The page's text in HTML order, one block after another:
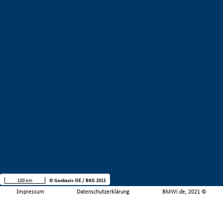
Impressum Datenschutzerklärung BMWi.de, 2021 ©
100 km © Geobasis-DE / BKG 2015